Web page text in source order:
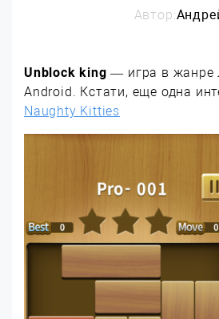
Автор:
Unblock king— игра в жанре
Android. Кстати, еще одна
Naughty Kitties